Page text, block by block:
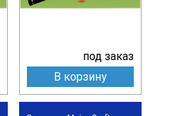
под заказ
В корзину